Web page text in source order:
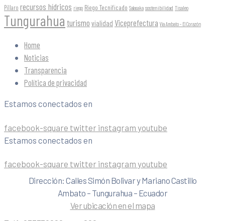
Píllaro recursos hídricos riego Riego Tecnificado Salasaka sostenibilidad Tisaleo
Tungurahua turismo vialidad Viceprefectura Vía Ambato - El Corazón
Home
Noticias
Transparencia
Política de privacidad
Estamos conectados en
facebook-square twitter instagram youtube
Estamos conectados en
facebook-square twitter instagram youtube
Dirección: Calles Simón Bolivar y Mariano Castillo
Ambato – Tungurahua – Ecuador
Ver ubicación en el mapa